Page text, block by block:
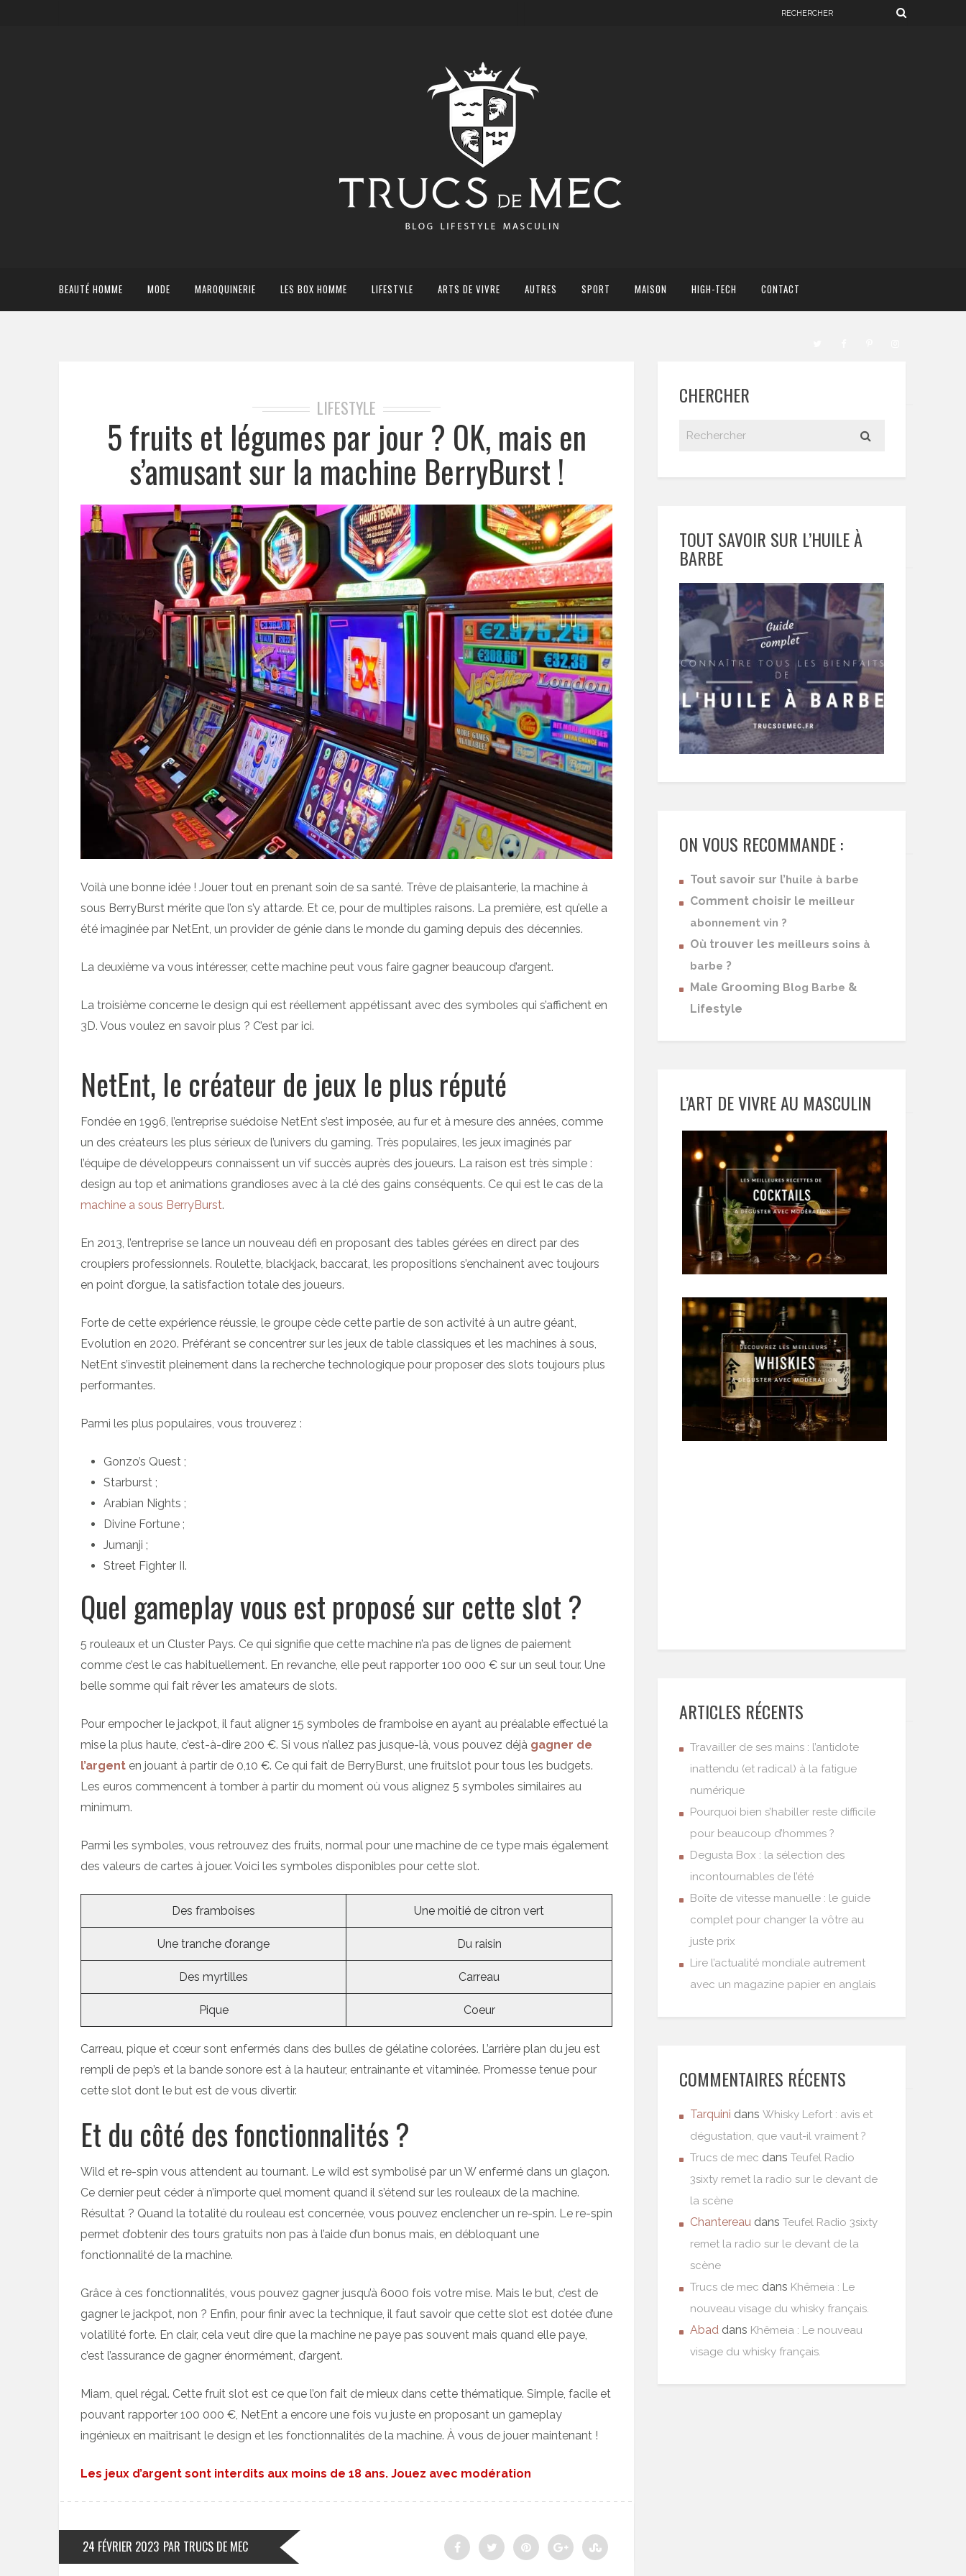
BEAUTÉ HOMME MODE MAROQUINERIE LES BOX HOMME LIFESTYLE ARTS DE VIVRE AUTRES SPORT MAISON HIGH-TECH CONTACT
LIFESTYLE
5 fruits et légumes par jour ? OK, mais en
s’amusant sur la machine BerryBurst !
Voilà une bonne idée ! Jouer tout en prenant soin de sa santé. Trêve de plaisanterie, la machine à
sous BerryBurst mérite que l’on s’y attarde. Et ce, pour de multiples raisons. La première, est qu’elle a
été imaginée par NetEnt, un provider de génie dans le monde du gaming depuis des décennies.
La deuxième va vous intéresser, cette machine peut vous faire gagner beaucoup d’argent.
La troisième concerne le design qui est réellement appétissant avec des symboles qui s’affichent en
3D. Vous voulez en savoir plus ? C’est par ici.
NetEnt, le créateur de jeux le plus réputé
Fondée en 1996, l’entreprise suédoise NetEnt s’est imposée, au fur et à mesure des années, comme
un des créateurs les plus sérieux de l’univers du gaming. Très populaires, les jeux imaginés par
l’équipe de développeurs connaissent un vif succès auprès des joueurs. La raison est très simple :
design au top et animations grandioses avec à la clé des gains conséquents. Ce qui est le cas de la
machine a sous BerryBurst.
En 2013, l’entreprise se lance un nouveau défi en proposant des tables gérées en direct par des
croupiers professionnels. Roulette, blackjack, baccarat, les propositions s’enchainent avec toujours
en point d’orgue, la satisfaction totale des joueurs.
Forte de cette expérience réussie, le groupe cède cette partie de son activité à un autre géant,
Evolution en 2020. Préférant se concentrer sur les jeux de table classiques et les machines à sous,
NetEnt s’investit pleinement dans la recherche technologique pour proposer des slots toujours plus
performantes.
Parmi les plus populaires, vous trouverez :
Gonzo’s Quest ;
Starburst ;
Arabian Nights ;
Divine Fortune ;
Jumanji ;
Street Fighter II.
Quel gameplay vous est proposé sur cette slot ?
5 rouleaux et un Cluster Pays. Ce qui signifie que cette machine n’a pas de lignes de paiement
comme c’est le cas habituellement. En revanche, elle peut rapporter 100 000 € sur un seul tour. Une
belle somme qui fait rêver les amateurs de slots.
Pour empocher le jackpot, il faut aligner 15 symboles de framboise en ayant au préalable effectué la
mise la plus haute, c’est-à-dire 200 €. Si vous n’allez pas jusque-là, vous pouvez déjà gagner de
l’argent en jouant à partir de 0,10 €. Ce qui fait de BerryBurst, une fruitslot pour tous les budgets.
Les euros commencent à tomber à partir du moment où vous alignez 5 symboles similaires au
minimum.
Parmi les symboles, vous retrouvez des fruits, normal pour une machine de ce type mais également
des valeurs de cartes à jouer. Voici les symboles disponibles pour cette slot.
Des framboises Une moitié de citron vert
Une tranche d’orange Du raisin
Des myrtilles Carreau
Pique Coeur
Carreau, pique et cœur sont enfermés dans des bulles de gélatine colorées. L’arrière plan du jeu est
rempli de pep’s et la bande sonore est à la hauteur, entrainante et vitaminée. Promesse tenue pour
cette slot dont le but est de vous divertir.
Et du côté des fonctionnalités ?
Wild et re-spin vous attendent au tournant. Le wild est symbolisé par un W enfermé dans un glaçon.
Ce dernier peut céder à n’importe quel moment quand il s’étend sur les rouleaux de la machine.
Résultat ? Quand la totalité du rouleau est concernée, vous pouvez enclencher un re-spin. Le re-spin
permet d’obtenir des tours gratuits non pas à l’aide d’un bonus mais, en débloquant une
fonctionnalité de la machine.
Grâce à ces fonctionnalités, vous pouvez gagner jusqu’à 6000 fois votre mise. Mais le but, c’est de
gagner le jackpot, non ? Enfin, pour finir avec la technique, il faut savoir que cette slot est dotée d’une
volatilité forte. En clair, cela veut dire que la machine ne paye pas souvent mais quand elle paye,
c’est l’assurance de gagner énormément, d’argent.
Miam, quel régal. Cette fruit slot est ce que l’on fait de mieux dans cette thématique. Simple, facile et
pouvant rapporter 100 000 €, NetEnt a encore une fois vu juste en proposant un gameplay
ingénieux en maîtrisant le design et les fonctionnalités de la machine. À vous de jouer maintenant !
Les jeux d’argent sont interdits aux moins de 18 ans. Jouez avec modération
24 FÉVRIER 2023 PAR TRUCS DE MEC
CHERCHER
TOUT SAVOIR SUR L’HUILE À
BARBE
ON VOUS RECOMMANDE :
Tout savoir sur l’ huile à barbe
Comment choisir le meilleur
abonnement vin ?
Où trouver les meilleurs soins à
barbe ?
Male Grooming Blog Barbe &
Lifestyle
L’ART DE VIVRE AU MASCULIN
ARTICLES RÉCENTS
Travailler de ses mains : l’antidote
inattendu (et radical) à la fatigue
numérique
Pourquoi bien s’habiller reste difficile
pour beaucoup d’hommes ?
Degusta Box : la sélection des
incontournables de l’été
Boîte de vitesse manuelle : le guide
complet pour changer la vôtre au
juste prix
Lire l’actualité mondiale autrement
avec un magazine papier en anglais
COMMENTAIRES RÉCENTS
Tarquini dans Whisky Lefort : avis et
dégustation, que vaut-il vraiment ?
Trucs de mec dans Teufel Radio
3sixty remet la radio sur le devant de
la scène
Chantereau dans Teufel Radio 3sixty
remet la radio sur le devant de la
scène
Trucs de mec dans Khêmeia : Le
nouveau visage du whisky français.
Abad dans Khêmeia : Le nouveau
visage du whisky français.